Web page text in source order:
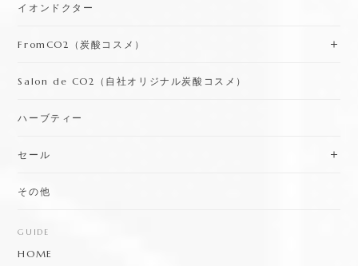
イオンドクター
FromCO2（炭酸コスメ）
Salon de CO2（自社オリジナル炭酸コスメ）
ハーブティー
セール
その他
GUIDE
HOME